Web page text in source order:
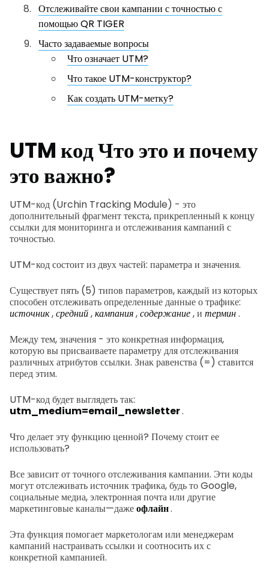
Отслеживайте свои кампании с точностью с
помощью QR TIGER
Часто задаваемые вопросы
Что означает UTM?
Что такое UTM-конструктор?
Как создать UTM-метку?
UTM кодЧто это и почему
это важно?
UTM-код (Urchin Tracking Module) - это
дополнительный фрагмент текста, прикрепленный к концу
ссылки для мониторинга и отслеживания кампаний с
точностью.
UTM-код состоит из двух частей: параметра и значения.
Существует пять (5) типов параметров, каждый из которых
способен отслеживать определенные данные о трафике:
источник,средний,кампания,содержание, и термин.
Между тем, значения - это конкретная информация,
которую вы присваиваете параметру для отслеживания
различных атрибутов ссылки. Знак равенства (=) ставится
перед этим.
UTM-код будет выглядеть так:
utm_medium=email_newsletter.
Что делает эту функцию ценной? Почему стоит ее
использовать?
Все зависит от точного отслеживания кампании. Эти коды
могут отслеживать источник трафика, будь то Google,
социальные медиа, электронная почта или другие
маркетинговые каналы—дажеофлайн.
Эта функция помогает маркетологам или менеджерам
кампаний настраивать ссылки и соотносить их с
конкретной кампанией.